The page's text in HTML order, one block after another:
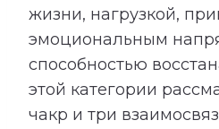
жизни, нагрузкой,
эмоциональным
способностью
этой категории
чакр и три